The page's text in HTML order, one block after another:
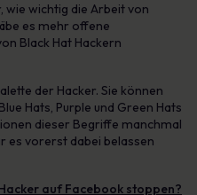
wie wichtig die Arbeit von
es mehr offene
Black Hat Hackern
der Hacker. Sie können
Hats, Purple und Green Hats
dieser Begriffe manchmal
es vorerst dabei belassen
auf Facebook stoppen?